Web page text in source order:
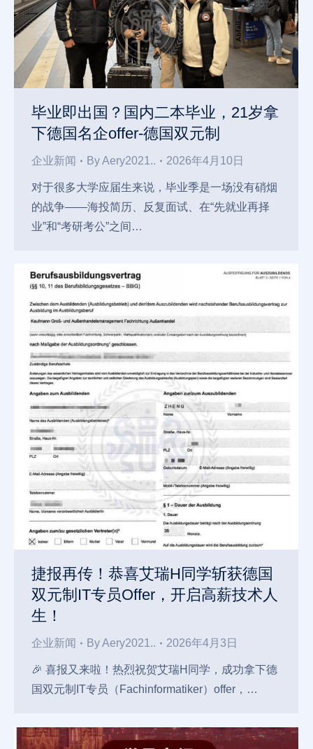
毕业即出国？国内二本毕业，21岁拿
下德国名企offer-德国双元制
企业新闻 ByAery2021.. 2026年4月10日
对于很多大学应届生来说，毕业季是一场没有硝烟
的战争——海投简历、反复面试、在“先就业再择
业”和“考研考公”之间…
捷报再传！恭喜艾瑞H同学斩获德国
双元制IT专员Offer，开启高薪技术人
生！
企业新闻 ByAery2021.. 2026年4月3日
🎉 喜报又来啦！热烈祝贺艾瑞H同学，成功拿下德
国双元制IT专员（Fachinformatiker）offer，…